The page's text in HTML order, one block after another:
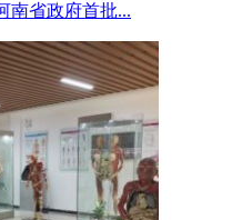
省政府首批...